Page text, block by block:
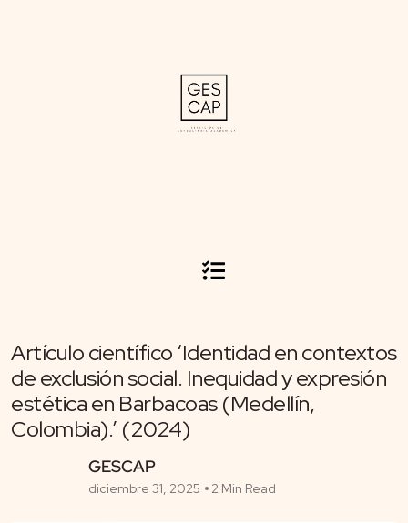
Artículo científico ‘Identidad en contextos
de exclusión social. Inequidad y expresión
estética en Barbacoas (Medellín,
Colombia).’ (2024)
GESCAP
diciembre 31, 2025 2 Min Read